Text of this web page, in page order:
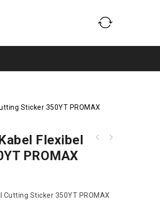
Sticker 350YT PROMAX
Flexibel
PROMAX
Sticker 350YT PROMAX